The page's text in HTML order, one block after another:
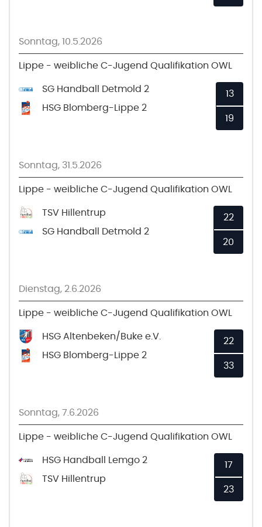
Sonntag, 10.5.2026
Lippe - weibliche C-Jugend Qualifikation OWL
SG Handball Detmold 2
HSG Blomberg-Lippe 2
13
19
Sonntag, 31.5.2026
Lippe - weibliche C-Jugend Qualifikation OWL
TSV Hillentrup
SG Handball Detmold 2
22
20
Dienstag, 2.6.2026
Lippe - weibliche C-Jugend Qualifikation OWL
HSG Altenbeken/Buke e.V.
HSG Blomberg-Lippe 2
22
33
Sonntag, 7.6.2026
Lippe - weibliche C-Jugend Qualifikation OWL
HSG Handball Lemgo 2
TSV Hillentrup
17
23